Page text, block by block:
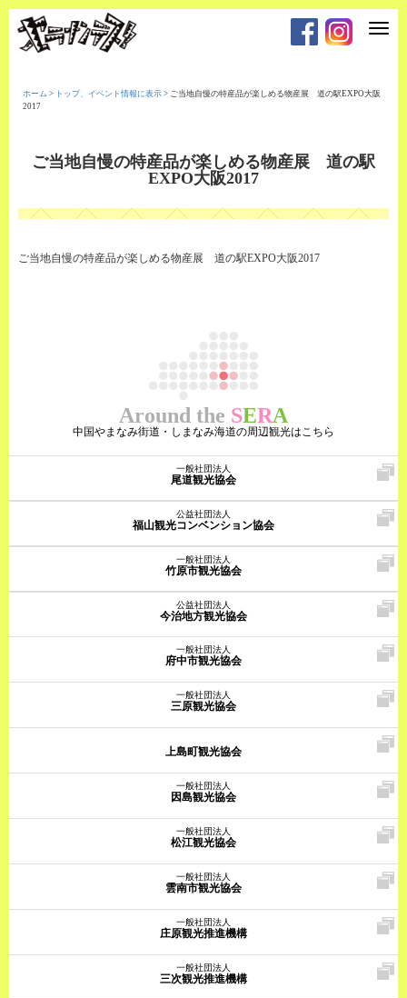
T
e
o
n
ホーム > トップ、イベント情報に表示 > ご当地自慢の特産品が楽しめる物産展 道の駅EXPO大阪
2017
ご当地自慢の特産品が楽しめる物産展 道の駅
EXPO大阪2017
ご当地自慢の特産品が楽しめる物産展 道の駅EXPO大阪2017
Around the SERA
中国やまなみ街道・しまなみ海道の周辺観光はこちら
一般社団法人
尾道観光協会
公益社団法人
福山観光コンベンション協会
一般社団法人
竹原市観光協会
公益社団法人
今治地方観光協会
一般社団法人
府中市観光協会
一般社団法人
三原観光協会
上島町観光協会
一般社団法人
因島観光協会
一般社団法人
松江観光協会
一般社団法人
雲南市観光協会
一般社団法人
庄原観光推進機構
一般社団法人
三次観光推進機構